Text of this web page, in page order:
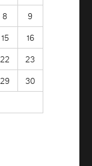
8
9
15
16
22
23
29
30